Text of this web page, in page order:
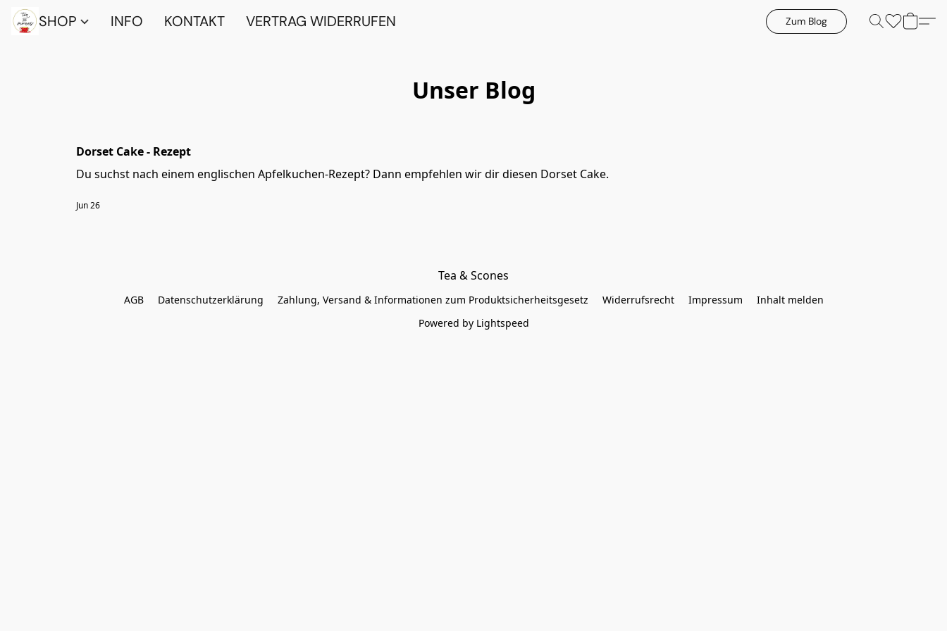
SHOP INFO KONTAKT VERTRAG WIDERRUFEN Zum Blog
Unser Blog
Dorset Cake - Rezept
Du suchst nach einem englischen Apfelkuchen-Rezept? Dann empfehlen wir dir diesen Dorset Cake.
Jun 26
Tea & Scones
AGB Datenschutzerklärung Zahlung, Versand & Informationen zum Produktsicherheitsgesetz Widerrufsrecht Impressum
Inhalt melden
Powered by Lightspeed